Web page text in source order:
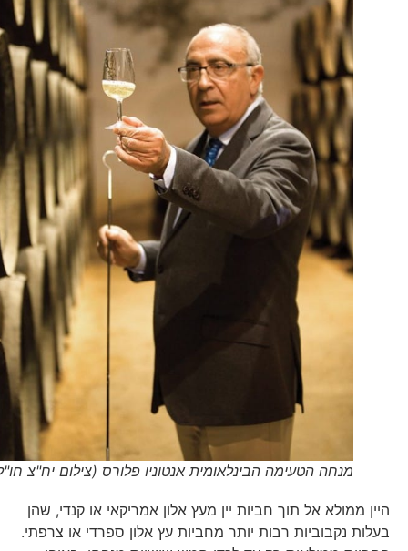
מנחה הטעימה הבינלאומית אנטוניו פלורס (צילום יח"צ חו"ל)
היין ממולא אל תוך חביות יין מעץ אלון אמריקאי או קנדי, שהן
בעלות נקבוביות רבות יותר מחביות עץ אלון ספרדי או צרפתי.